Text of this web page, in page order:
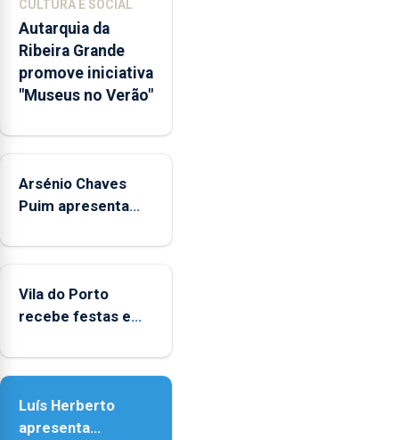
integrados
na
Rede
Municipal
de
aos
durante
o
de
entre
as
e
as
18h00.
CULTURA E SOCIAL
Autarquia da
Ribeira Grande
promove iniciativa
"Museus no Verão"
Arsénio Chaves
Puim apresenta
de Vila do Porto
Vila do Porto
recebe festas em
Senhora da
Luís Herberto
apresenta